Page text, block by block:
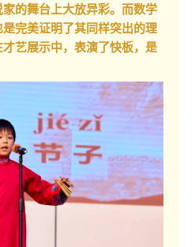
的舞台上大放异彩。而数学
完美证明了其同样突出的理
艺展示中，表演了快板，是